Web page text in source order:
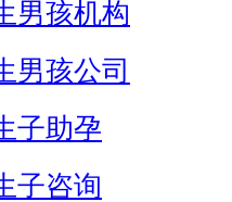
男孩机构
男孩公司
子助孕
子咨询